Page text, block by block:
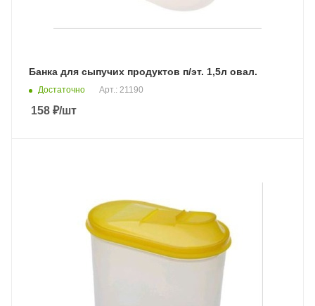
Банка для сыпучих продуктов п/эт. 1,5л овал.
Достаточно Арт.: 21190
158 ₽/шт